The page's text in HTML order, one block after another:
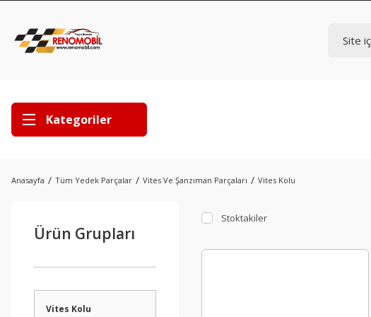
Kategoriler
Anasayfa Tüm Yedek Parçalar Vites Ve Şanzıman Parçaları Vites Kolu
Ürün Grupları
Vites Kolu
Stoktakiler